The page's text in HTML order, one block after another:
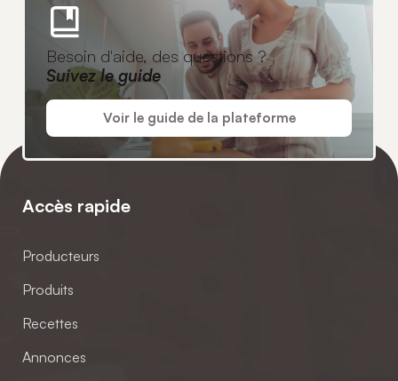
Besoin d'aide, des questions ?
Suivez le guide
Voir le guide de la plateforme
Accès rapide
Producteurs
Produits
Recettes
Annonces